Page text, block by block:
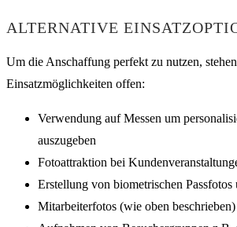
ALTERNATIVE
Um die Anschaffung perfekt zu nutzen,
Einsatzmöglichkeiten offen:
Verwendung auf Messen um
auszugeben
Fotoattraktion bei
Erstellung von biometrischen
Mitarbeiterfotos (wie oben beschrieben)